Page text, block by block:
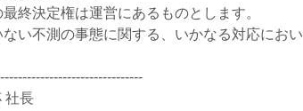
終決定権は運営にあるものとします。
い不測の事態に関する、いかなる対応にお
社長